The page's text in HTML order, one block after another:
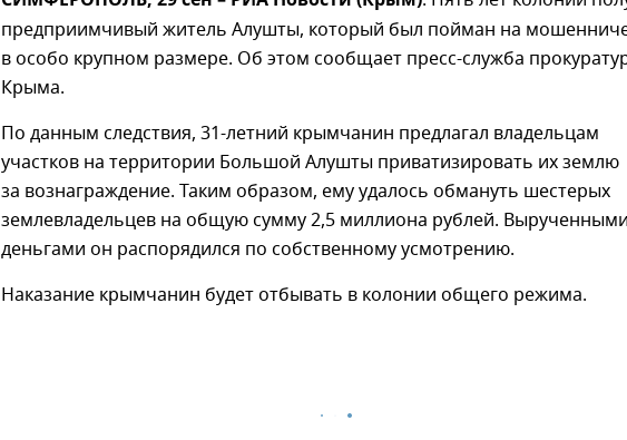
предприимчивый житель Алушты, который был пойман на
в особо крупном размере. Об этом сообщает пресс-служба
Крыма.
По данным следствия, 31-летний крымчанин предлагал владельцам
участков на территории Большой Алушты приватизировать их землю
за вознаграждение. Таким образом, ему удалось обмануть шестерых
землевладельцев на общую сумму 2,5 миллиона рублей.
деньгами он распорядился по собственному усмотрению.
Наказание крымчанин будет отбывать в колонии общего режима.